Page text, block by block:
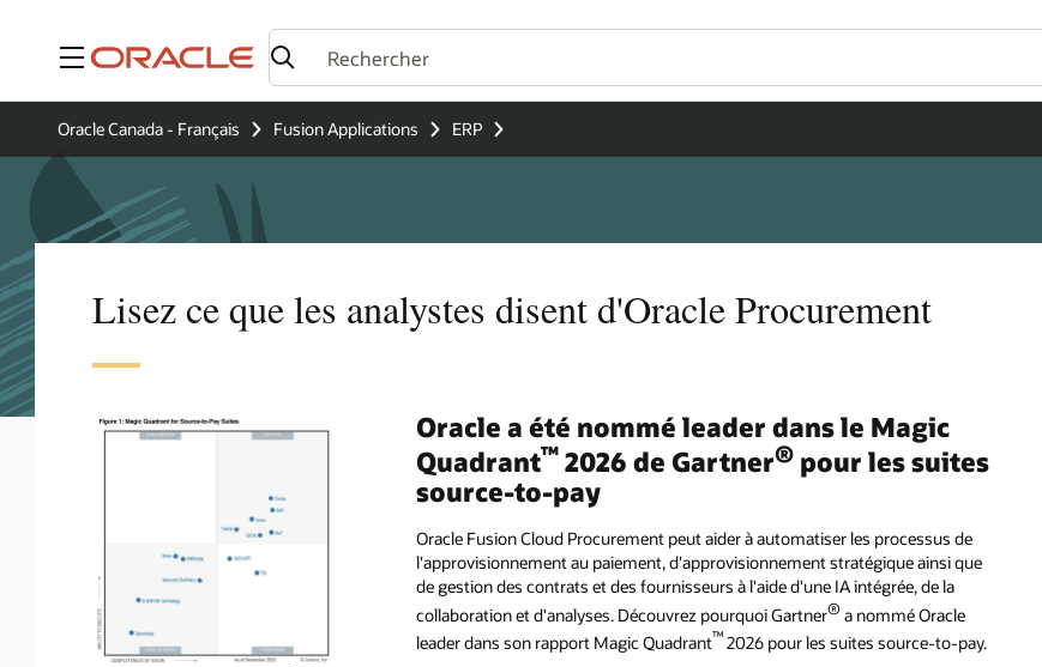
Menu
Oracle Canada - Français Fusion Applications ERP
Lisez ce que les analystes disent d'Oracle Procurement
Oracle a été nommé leader dans le Magic
Quadrant™2026 de Gartner®pour les suites
source-to-pay
Oracle Fusion Cloud Procurement peut aider à automatiser les processus de
l'approvisionnement au paiement, d'approvisionnement stratégique ainsi que
de gestion des contrats et des fournisseurs à l'aide d'une IA intégrée, de la
collaboration et d'analyses. Découvrez pourquoi Gartner® a nommé Oracle
leader dans son rapport Magic Quadrant™2026 pour les suites source-to-pay.